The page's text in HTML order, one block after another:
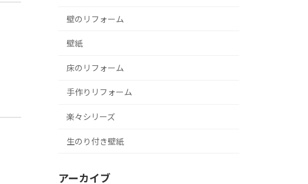
壁のリフォーム
壁紙
床のリフォーム
手作りリフォーム
楽々シリーズ
生のり付き壁紙
アーカイブ